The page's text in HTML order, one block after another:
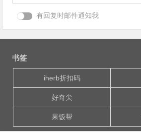
有回复时邮件通知我
书签
iherb折扣码
好奇尖
果饭帮